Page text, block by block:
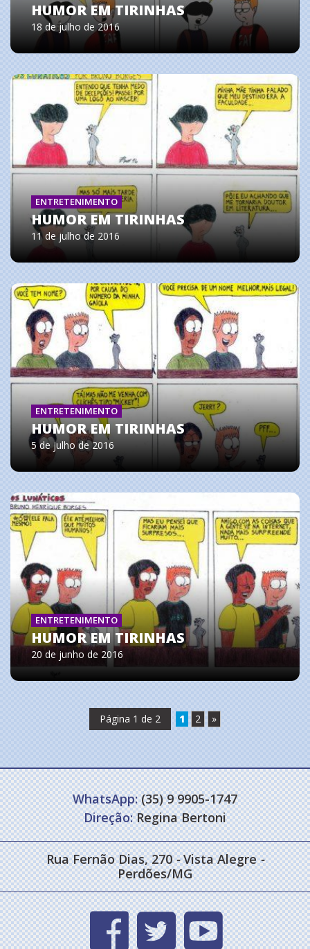
HUMOR EM TIRINHAS
18 de julho de 2016
ENTRETENIMENTO
HUMOR EM TIRINHAS
11 de julho de 2016
ENTRETENIMENTO
HUMOR EM TIRINHAS
5 de julho de 2016
ENTRETENIMENTO
HUMOR EM TIRINHAS
20 de junho de 2016
Página 1 de 2 1 2 »
WhatsApp:(35) 9 9905-1747
Direção:Regina Bertoni
Rua Fernão Dias, 270- Vista Alegre-
Perdões/MG